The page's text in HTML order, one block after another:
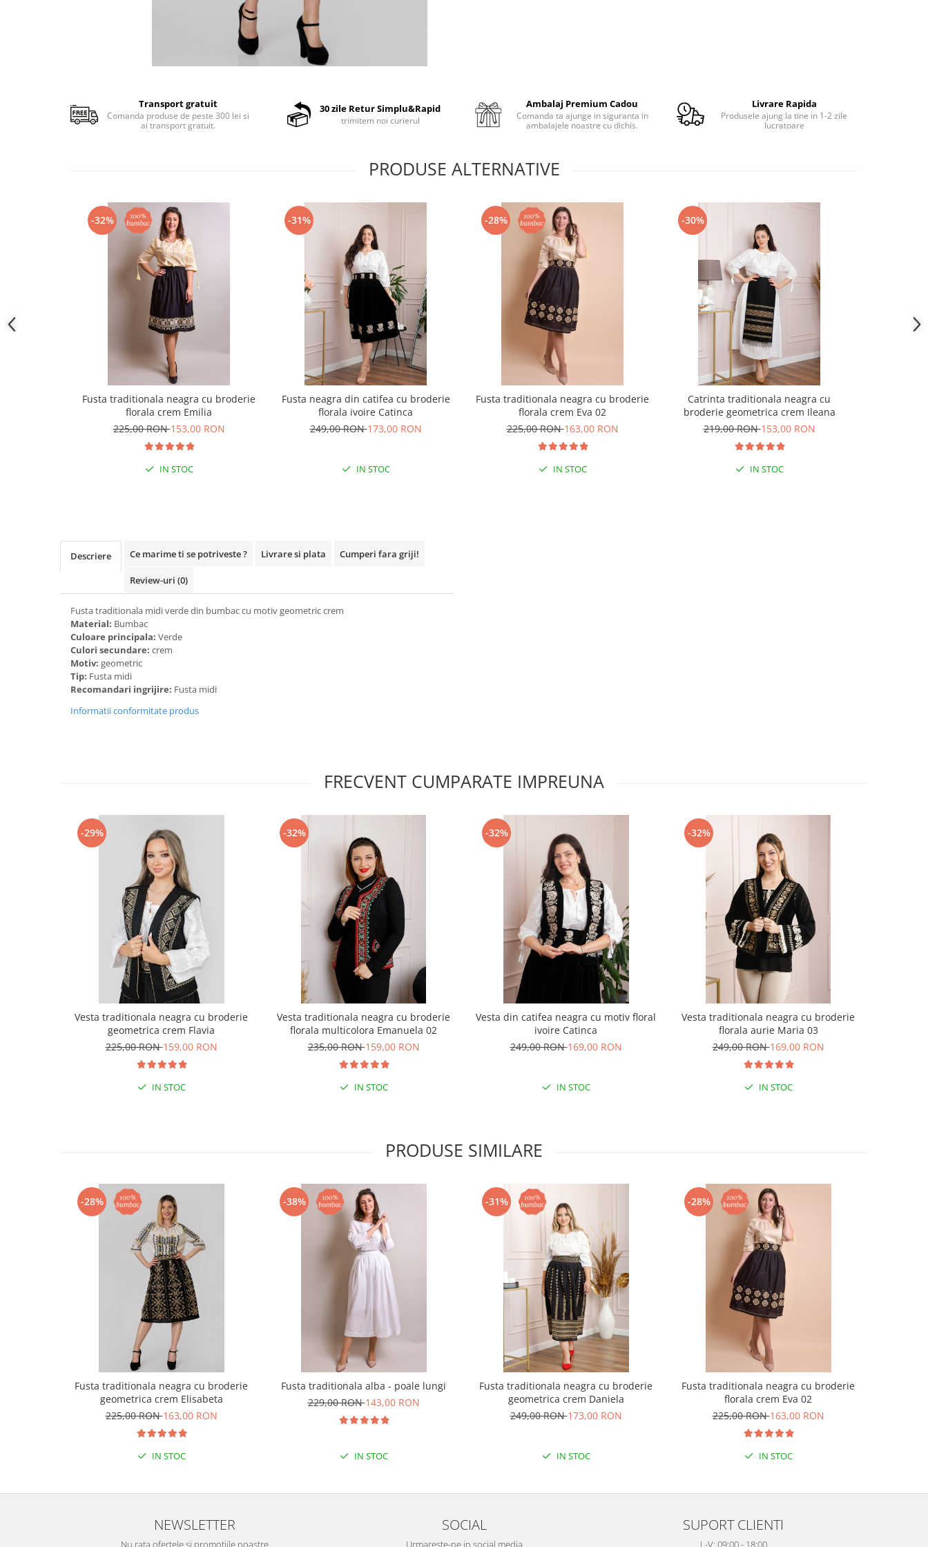
Transport gratuit
Comanda produse de peste 300 lei si
ai transport gratuit.
30 zile Retur Simplu&Rapid
trimitem noi curierul
Ambalaj Premium Cadou
Comanda ta ajunge in siguranta in
ambalajele noastre cu dichis.
Livrare Rapida
Produsele ajung la tine in 1-2 zile
lucratoare
PRODUSE ALTERNATIVE
-32%
Fusta traditionala neagra cu broderie
florala crem Emilia
225,00 RON153,00 RON
IN STOC
-31%
Fusta neagra din catifea cu broderie
florala ivoire Catinca
249,00 RON173,00 RON
IN STOC
-28%
Fusta traditionala neagra cu broderie
florala crem Eva 02
225,00 RON163,00 RON
IN STOC
-30%
Catrinta traditionala neagra cu
broderie geometrica crem Ileana
219,00 RON153,00 RON
IN STOC
Descriere Ce marime ti se potriveste ? Livrare si plata Cumperi fara griji!
Review-uri (0)
Fusta traditionala midi verde din bumbac cu motiv geometric crem
Material: Bumbac
Culoare principala: Verde
Culori secundare: crem
Motiv: geometric
Tip: Fusta midi
Recomandari ingrijire: Fusta midi
Informatii conformitate produs
FRECVENT CUMPARATE IMPREUNA
-29%
Vesta traditionala neagra cu broderie
geometrica crem Flavia
225,00 RON159,00 RON
IN STOC
-32%
Vesta traditionala neagra cu broderie
florala multicolora Emanuela 02
235,00 RON159,00 RON
IN STOC
-32%
Vesta din catifea neagra cu motiv floral
ivoire Catinca
249,00 RON169,00 RON
IN STOC
-32%
Vesta traditionala neagra cu broderie
florala aurie Maria 03
249,00 RON169,00 RON
IN STOC
PRODUSE SIMILARE
-28%
Fusta traditionala neagra cu broderie
geometrica crem Elisabeta
225,00 RON163,00 RON
IN STOC
-38%
Fusta traditionala alba - poale lungi
229,00 RON143,00 RON
IN STOC
-31%
Fusta traditionala neagra cu broderie
geometrica crem Daniela
249,00 RON173,00 RON
IN STOC
-28%
Fusta traditionala neagra cu broderie
florala crem Eva 02
225,00 RON163,00 RON
IN STOC
NEWSLETTER
Nu rata ofertele si promotiile noastre
SOCIAL
Urmareste-ne in social media
SUPORT CLIENTI
L-V: 09:00 - 18:00